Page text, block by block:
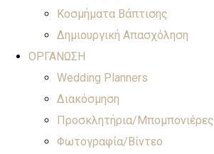
Κοσμήματα Βάπτισης
Δημιουργική Απασχόληση
ΟΡΓΑΝΩΣΗ
Wedding Planners
Διακόσμηση
Προσκλητήρια/Μπομπονιέρες
Φωτογραφία/Βίντεο